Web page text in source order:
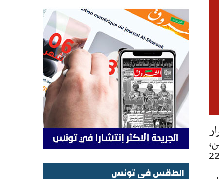
بهدف مراجعة التعريفات المعتمدة لخدمات الإقامة والإطعام داخل هذه المؤسسات بداية من 22
الطقس في تونس